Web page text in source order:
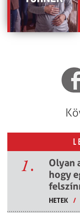
1.
Olyan
hogy
HETEK /